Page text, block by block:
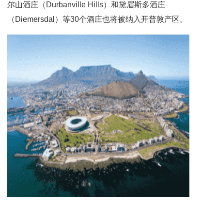
尔山酒庄（Durbanville Hills）和黛眉斯多酒庄
（Diemersdal）等30个酒庄也将被纳入开普敦产区。